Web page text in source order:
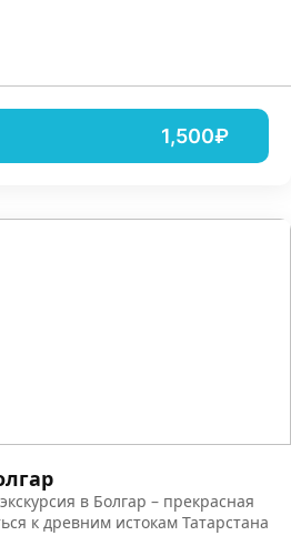
1,500₽
в Болгар – прекрасная
к древним истокам Татарстана